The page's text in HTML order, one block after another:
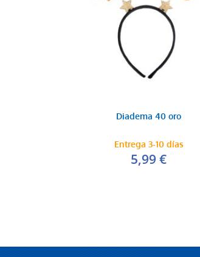
Diadema 40 oro
Entrega 3-10 días
5,99 €